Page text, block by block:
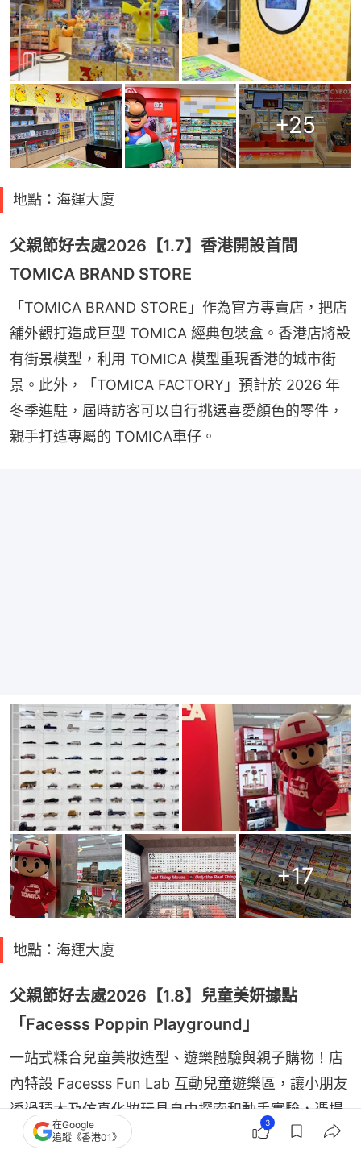
+25
地點：海運大廈
父親節好去處2026【1.7】香港開設首間
TOMICA BRAND STORE
「TOMICA BRAND STORE」作為官方專賣店，把店
舖外觀打造成巨型 TOMICA 經典包裝盒。香港店將設
有街景模型，利用 TOMICA 模型重現香港的城市街
景。此外，「TOMICA FACTORY」預計於 2026 年
冬季進駐，屆時訪客可以自行挑選喜愛顏色的零件，
親手打造專屬的 TOMICA車仔。
+17
地點：海運大廈
父親節好去處2026【1.8】兒童美妍據點
「Facesss Poppin Playground」
一站式糅合兒童美妝造型、遊樂體驗與親子購物！店
內特設 Facesss Fun Lab 互動兒童遊樂區，讓小朋友
透過積木及仿真化妝玩具自由探索和動手實驗，憑場
內消費即可入場乙次；期間限定專區 Facesss
在Google
追蹤《香港01》
3